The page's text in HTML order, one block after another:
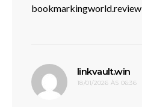
bookmarkingworld.review
linkvault.win
18/01/2026 ÀS 06:36